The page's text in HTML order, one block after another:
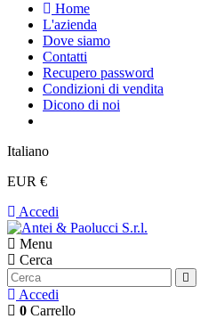
Home
L'azienda
Dove siamo
Contatti
Recupero password
Condizioni di vendita
Dicono di noi
Italiano
EUR €
Accedi
Menu
Cerca
Accedi
0 Carrello